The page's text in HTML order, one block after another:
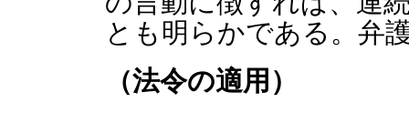
とも明らかである。弁
（法令の適用）